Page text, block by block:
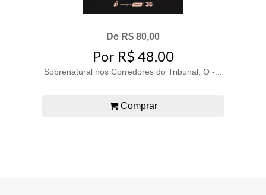
De R$ 80,00
Por R$ 48,00
Sobrenatural nos Corredores do Tribunal, O -...
Comprar